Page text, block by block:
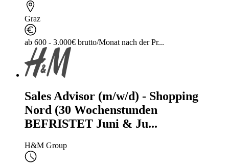
Graz
ab 600 - 3.000€ brutto/Monat nach der Pr...
Sales Advisor (m/w/d) - Shopping
Nord (30 Wochenstunden
BEFRISTET Juni & Ju...
H&M Group